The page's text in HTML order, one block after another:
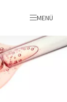
MENÜ